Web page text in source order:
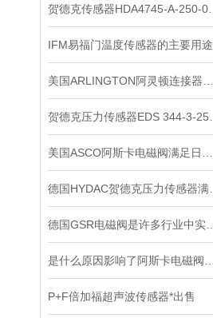
IFM易福门温度传感器的主要用途
P+F倍加福超声波传感器*出售